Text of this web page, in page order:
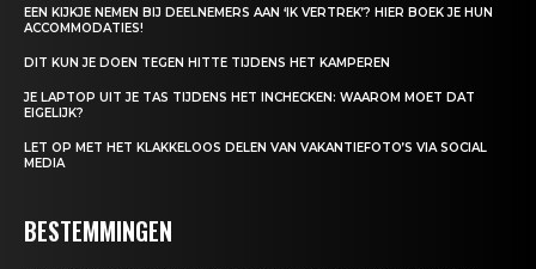
EEN KIJKJE NEMEN BIJ DEELNEMERS AAN ‘IK VERTREK’? HIER BOEK JE HUN
ACCOMMODATIES!
DIT KUN JE DOEN TEGEN HITTE TIJDENS HET KAMPEREN
JE LAPTOP UIT JE TAS TIJDENS HET INCHECKEN: WAAROM MOET DAT
EIGELIJK?
LET OP MET HET KLAKKELOOS DELEN VAN VAKANTIEFOTO’S VIA SOCIAL
MEDIA
BESTEMMINGEN